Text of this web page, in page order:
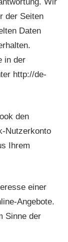
Wir
der Seiten
Daten
in der
http://de-
den
Nutzerkonto
Ihrem
einer
Angebote.
Sinne der